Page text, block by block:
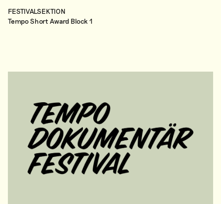
FESTIVALSEKTION
Tempo Short Award Block 1